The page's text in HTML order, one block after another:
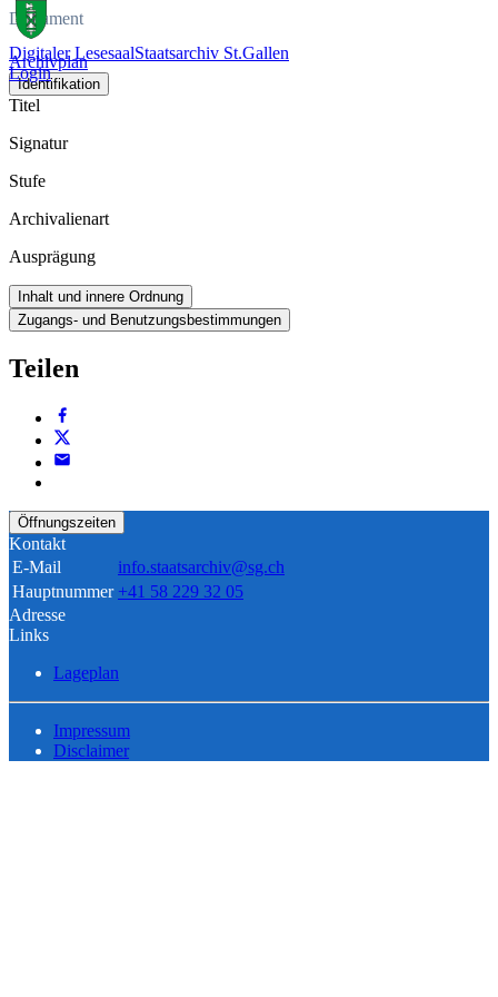
Digitaler LesesaalStaatsarchiv St.Gallen
Login
Dokument
Archivplan
Identifikation
Titel
Signatur
Stufe
Archivalienart
Ausprägung
Inhalt und innere Ordnung
Zugangs- und Benutzungsbestimmungen
Teilen
Öffnungszeiten
Kontakt
E-Mail
info.staatsarchiv@sg.ch
Hauptnummer +41 58 229 32 05
Adresse
Links
Lageplan
Impressum
Disclaimer